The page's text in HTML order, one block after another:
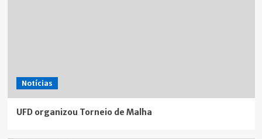
Notícias
UFD organizou Torneio de Malha